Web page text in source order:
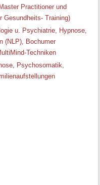
Practitioner und
Gesundheits- Training)
u. Psychiatrie, Hypnose,
(NLP), Bochumer
Techniken
Psychosomatik,